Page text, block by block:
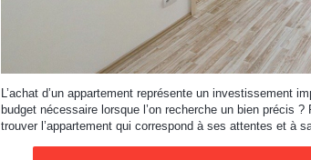
L’achat d’un appartement représente un investissement
budget nécessaire lorsque l’on recherche un bien précis
trouver l’appartement qui correspond à ses attentes et à